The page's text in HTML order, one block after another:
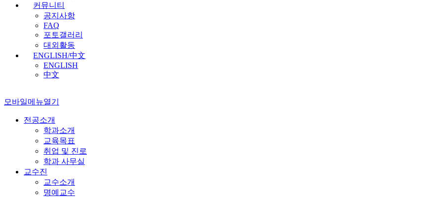
커뮤니티
공지사항
FAQ
포토갤러리
대외활동
ENGLISH/中文
ENGLISH
中文
모바일메뉴열기
전공소개
학과소개
교육목표
취업 및 진로
학과 사무실
교수진
교수소개
명예교수